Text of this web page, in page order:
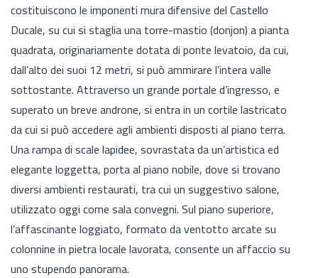
costituiscono le imponenti mura difensive del Castello
Ducale, su cui si staglia una torre-mastio (donjon) a pianta
quadrata, originariamente dotata di ponte levatoio, da cui,
dall’alto dei suoi 12 metri, si può ammirare l’intera valle
sottostante. Attraverso un grande portale d’ingresso, e
superato un breve androne, si entra in un cortile lastricato
da cui si può accedere agli ambienti disposti al piano terra.
Una rampa di scale lapidee, sovrastata da un’artistica ed
elegante loggetta, porta al piano nobile, dove si trovano
diversi ambienti restaurati, tra cui un suggestivo salone,
utilizzato oggi come sala convegni. Sul piano superiore,
l’affascinante loggiato, formato da ventotto arcate su
colonnine in pietra locale lavorata, consente un affaccio su
uno stupendo panorama.